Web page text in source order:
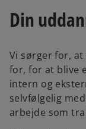
Din
Vi sørger for,
for, for at blive
intern og
selvfølgelig
arbejde som